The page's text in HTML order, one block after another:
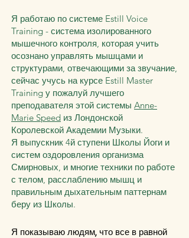
Я работаю по системе Estill Voice
Training - система изолированного
мышечного контроля, которая учить
осознано управлять мышцами и
структурами, отвечающими за звучание,
сейчас учусь на курсе Estill Master
Training у пожалуй лучшего
преподавателя этой системы Anne-
Marie Speed из Лондонской
Королевской Академии Музыки.
Я выпускник 4й ступени Школы Йоги и
систем оздоровления организма
Смирновых, и многие техники по работе
с телом, расслаблению мышц и
правильным дыхательным паттернам
беру из Школы.
Я показываю людям, что все в равной